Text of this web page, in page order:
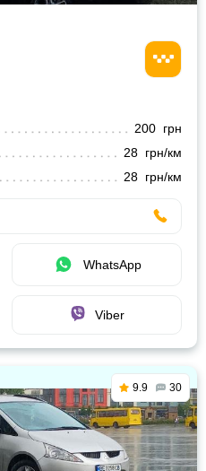
200 грн
28 грн/км
28 грн/км
WhatsApp
Viber
9.9 30